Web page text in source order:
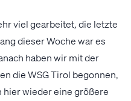
viel gearbeitet, die letzte
dieser Woche war es
haben wir mit der
die WSG Tirol begonnen,
wieder eine größere